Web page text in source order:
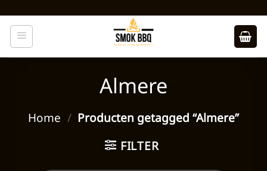
naar
inhoud
Almere
Home / Producten getagged “Almere”
FILTER